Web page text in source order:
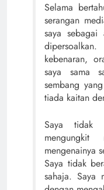
Selama
serangan
saya sebagai
kebenaran,
saya sama
sembang
tiada kaitan
Saya tidak
mengenainya
Saya tidak
sahaja. Saya